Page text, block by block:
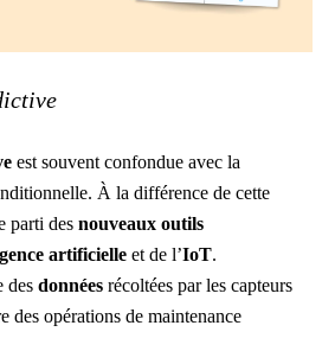
est souvent confondue avec la
À la différence de cette
parti des nouveaux outils
artificielle et de l’IoT.
des données récoltées par les capteurs
des opérations de maintenance